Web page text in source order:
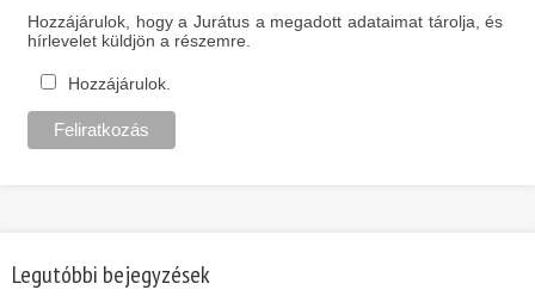
Hozzájárulok, hogy a Jurátus a megadott adataimat tárolja, és
hírlevelet küldjön a részemre.
Hozzájárulok.
Legutóbbi bejegyzések